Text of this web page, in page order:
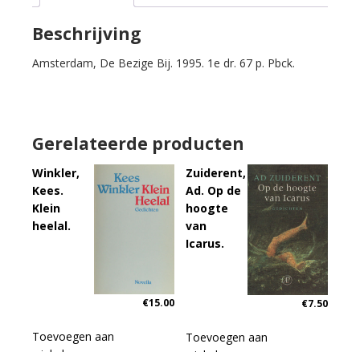
Beschrijving
Amsterdam, De Bezige Bij. 1995. 1e dr. 67 p. Pbck.
Gerelateerde producten
Winkler,
Kees.
Klein
heelal.
€15.00
Toevoegen aan
Zuiderent,
Ad. Op de
hoogte
van
Icarus.
€7.50
Toevoegen aan